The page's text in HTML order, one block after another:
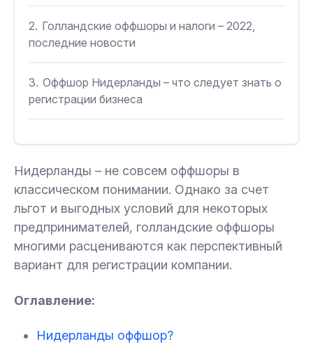
2. Голландские оффшоры и налоги – 2022,
последние новости
3. Оффшор Нидерланды – что следует знать о
регистрации бизнеса
5. Вывод – голландские оффшоры не для всех?
Нидерланды – не совсем оффшоры в
классическом понимании. Однако за счет
льгот и выгодных условий для некоторых
предпринимателей, голландские оффшоры
многими расцениваются как перспективный
вариант для регистрации компании.
Оглавление:
Нидерланды оффшор?